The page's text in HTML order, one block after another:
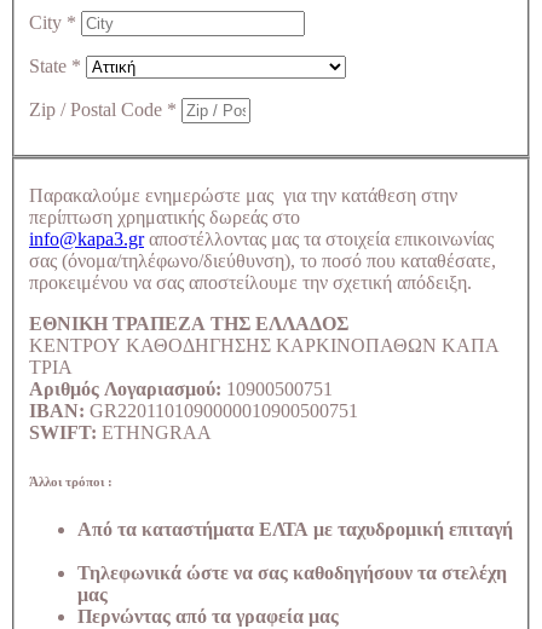
City *
State *
Zip / Postal Code *
Παρακαλούμε ενημερώστε μας για την κατάθεση στην
περίπτωση χρηματικής δωρεάς στο
info@kapa3.grαποστέλλοντας μας τα στοιχεία επικοινωνίας
σας (όνομα/τηλέφωνο/διεύθυνση), το ποσό που καταθέσατε,
προκειμένου να σας αποστείλουμε την σχετική απόδειξη.
ΕΘΝΙΚΗ ΤΡΑΠΕΖΑ ΤΗΣ ΕΛΛΑΔΟΣ
ΚΕΝΤΡΟΥ ΚΑΘΟΔΗΓΗΣΗΣ ΚΑΡΚΙΝΟΠΑΘΩΝ ΚΑΠΑ
ΤΡΙΑ
Αριθμός Λογαριασμού: 10900500751
IBAN: GR2201101090000010900500751
SWIFT: ETHNGRAA
Άλλοι τρόποι :
Από τα καταστήματα ΕΛΤΑ με ταχυδρομική επιταγή
Τηλεφωνικά ώστε να σας καθοδηγήσουν τα στελέχη
μας
Περνώντας από τα γραφεία μας